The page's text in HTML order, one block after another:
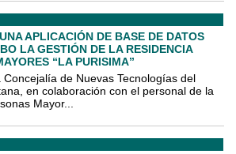
APLICACIÓN DE BASE DE DATOS
LA GESTIÓN DE LA RESIDENCIA
“LA PURISIMA”
Concejalía de Nuevas Tecnologías del
en colaboración con el personal de la
Mayor...